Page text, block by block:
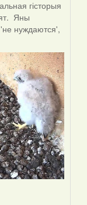
гісторыя
Яны
'не нуждаются',